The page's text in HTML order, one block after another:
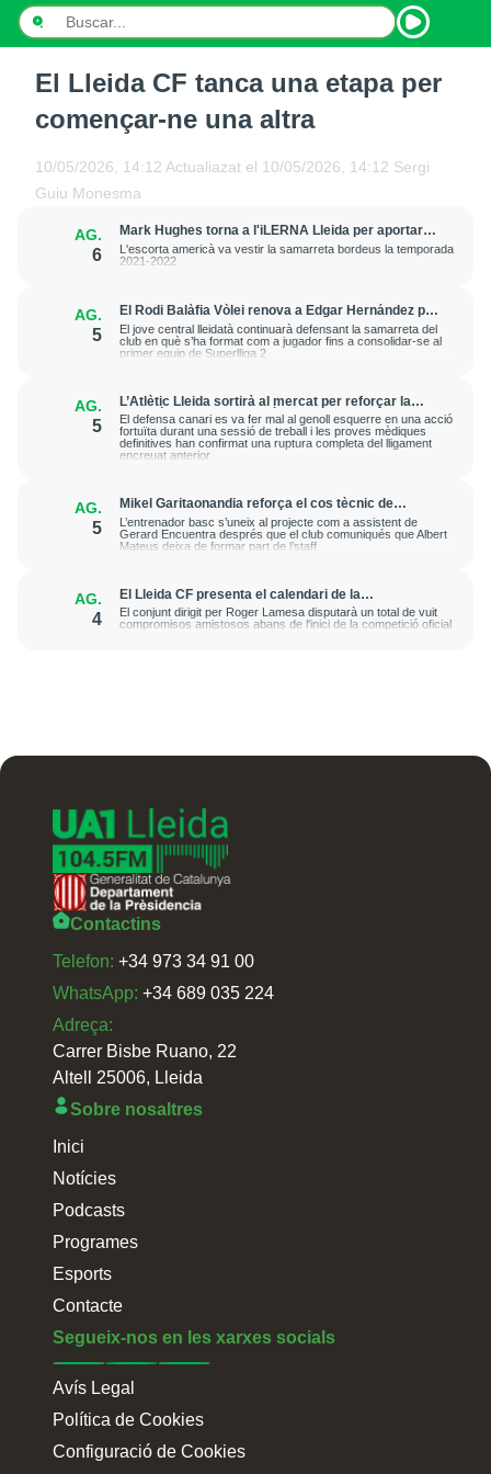
INICI
PROGRAMES
CONTACTE
El Lleida CF tanca una etapa per
començar-ne una altra
10/05/2026, 14:12 Actualiazat el 10/05/2026, 14:12 Sergi
Guiu Monesma
AG.
6
Mark Hughes torna a l'iLERNA Lleida per aportar
amenaça exterior
L'escorta americà va vestir la samarreta bordeus la temporada
2021-2022
AG.
5
El Rodi Balàfia Vòlei renova a Edgar Hernández per
a la temporada 2026-2027
El jove central lleidatà continuarà defensant la samarreta del
club en què s’ha format com a jugador fins a consolidar-se al
primer equip de Superlliga 2
AG.
5
L’Atlètic Lleida sortirà al mercat per reforçar la
posició de central després de la greu lesió que ha
patit Cristian Abreu
El defensa canari es va fer mal al genoll esquerre en una acció
fortuïta durant una sessió de treball i les proves mèdiques
definitives han confirmat una ruptura completa del lligament
encreuat anterior
AG.
5
Mikel Garitaonandia reforça el cos tècnic de
l'iLERNA Lleida de cara a la propera temporada
L’entrenador basc s’uneix al projecte com a assistent de
Gerard Encuentra després que el club comuniqués que Albert
Mateus deixa de formar part de l’staff
AG.
4
El Lleida CF presenta el calendari de la
pretemporada 2026-2027 amb un homenatge a
Antoni Palau
El conjunt dirigit per Roger Lamesa disputarà un total de vuit
compromisos amistosos abans de l'inici de la competició oficial
Contactins
Telefon: +34 973 34 91 00
WhatsApp: +34 689 035 224
Adreça:
Carrer Bisbe Ruano, 22
Altell 25006, Lleida
Sobre nosaltres
Inici
Notícies
Podcasts
Programes
Esports
Contacte
Segueix-nos en les xarxes socials
Avís Legal
Política de Cookies
Configuració de Cookies